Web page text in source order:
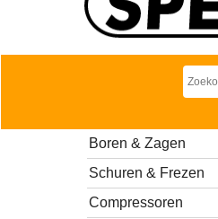
Boren & Zagen
Schuren & Frezen
Compressoren